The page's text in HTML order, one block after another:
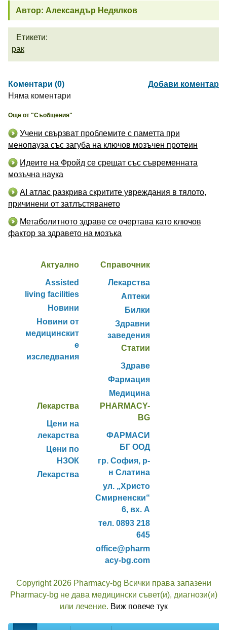
Автор: Александър Недялков
Етикети:
рак
Коментари (0)
Добави коментар
Няма коментари
Още от "Съобщения"
Учени свързват проблемите с паметта при
менопауза със загуба на ключов мозъчен протеин
Идеите на Фройд се срещат със съвременната
мозъчна наука
AI атлас разкрива скритите увреждания в тялото,
причинени от затлъстяването
Метаболитното здраве се очертава като ключов
фактор за здравето на мозъка
Актуално
Assisted
living facilities
Новини
Новини от
медицинскит
е
изследвания
Справочник
Лекарства
Аптеки
Билки
Здравни
заведения
Статии
Здраве
Фармация
Медицина
Лекарства
Цени на
лекарства
Цени по
НЗОК
Лекарства
PHARMACY-
BG
ФАРМАСИ
БГ ООД
гр. София, р-
н Слатина
ул. „Христо
Смирненски“
6, вх. А
тел. 0893 218
645
office@pharm
acy-bg.com
Copyright 2026 Pharmacy-bg Всички права запазени
Pharmacy-bg не дава медицински съвет(и), диагнози(и)
или лечение. Виж повече тук